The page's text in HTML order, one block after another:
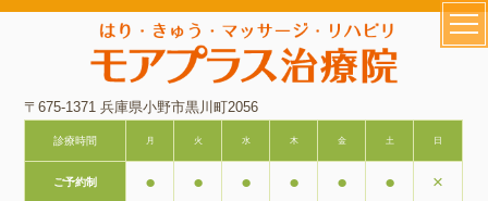
〒675-1371 兵庫県小野市黒川町2056
診療時間 月 火 水 木 金 土 日
ご予約制 ● ● ● ● ● ● ×